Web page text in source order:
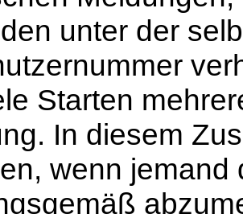
unter der
Starten
In diesem
wenn